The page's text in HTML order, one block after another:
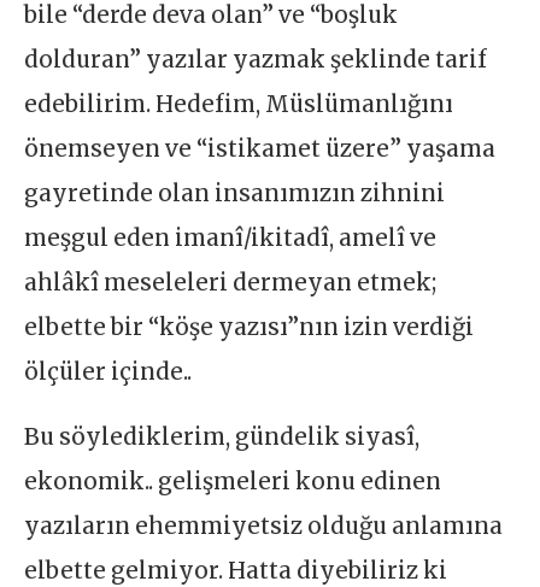
bile “derde deva olan” ve “boşluk
dolduran” yazılar yazmak şeklinde tarif
edebilirim. Hedefim, Müslümanlığını
önemseyen ve “istikamet üzere” yaşama
gayretinde olan insanımızın zihnini
meşgul eden imanî/ikitadî, amelî ve
ahlâkî meseleleri dermeyan etmek;
elbette bir “köşe yazısı”nın izin verdiği
ölçüler içinde..
Bu söylediklerim, gündelik siyasî,
ekonomik.. gelişmeleri konu edinen
yazıların ehemmiyetsiz olduğu anlamına
elbette gelmiyor. Hatta diyebiliriz ki